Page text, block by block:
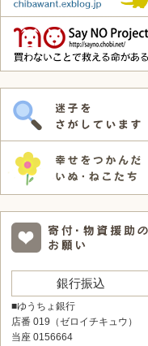
銀行振込
■ゆうちょ銀行
店番 019（ゼロイチキュウ）
当座 0156664